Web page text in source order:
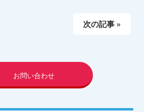
次の記事 »
お問い合わせ